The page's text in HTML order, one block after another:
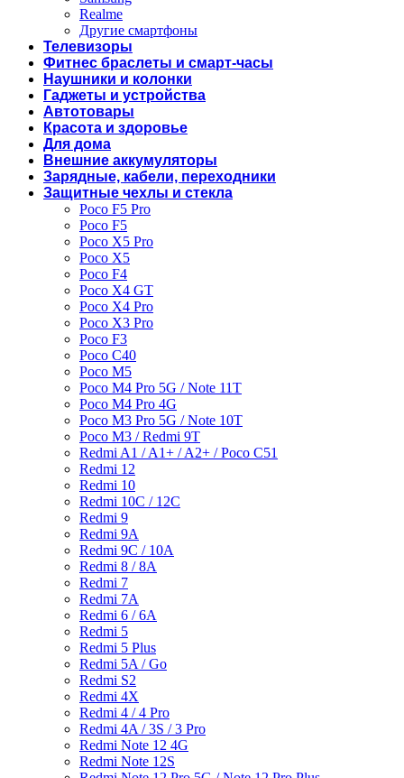
Realme
Другие смартфоны
Телевизоры
Фитнес браслеты и смарт-часы
Наушники и колонки
Гаджеты и устройства
Автотовары
Красота и здоровье
Для дома
Внешние аккумуляторы
Зарядные, кабели, переходники
Защитные чехлы и стекла
Poco F5 Pro
Poco F5
Poco X5 Pro
Poco X5
Poco F4
Poco X4 GT
Poco X4 Pro
Poco X3 Pro
Poco F3
Poco C40
Poco M5
Poco M4 Pro 5G / Note 11T
Poco M4 Pro 4G
Poco M3 Pro 5G / Note 10T
Poco M3 / Redmi 9T
Redmi A1 / A1+ / A2+ / Poco C51
Redmi 12
Redmi 10
Redmi 10C / 12C
Redmi 9
Redmi 9A
Redmi 9C / 10A
Redmi 8 / 8A
Redmi 7
Redmi 7A
Redmi 6 / 6A
Redmi 5
Redmi 5 Plus
Redmi 5A / Go
Redmi S2
Redmi 4X
Redmi 4 / 4 Pro
Redmi 4A / 3S / 3 Pro
Redmi Note 12 4G
Redmi Note 12S